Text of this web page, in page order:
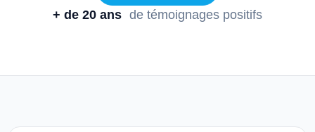
+ de 20 ans de témoignages positifs